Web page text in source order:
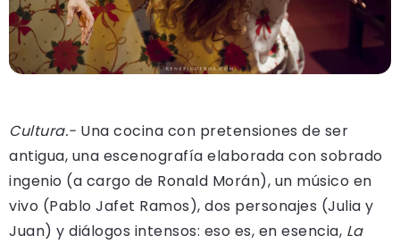
Cultura.- Una cocina con pretensiones de ser
antigua, una escenografía elaborada con sobrado
ingenio (a cargo de Ronald Morán), un músico en
vivo (Pablo Jafet Ramos), dos personajes (Julia y
Juan) y diálogos intensos: eso es, en esencia, La